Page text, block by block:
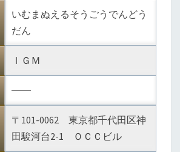
いむまぬえるそうごうでんどう
だん
ＩＧＭ
――
〒101-0062 東京都千代田区神
田駿河台2-1 ＯＣＣビル